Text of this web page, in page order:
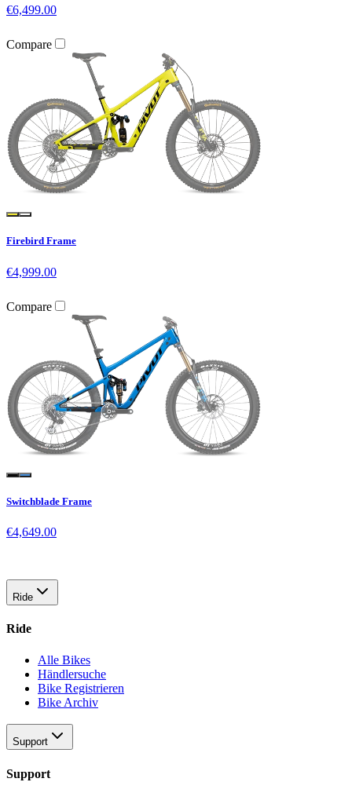
€6,499.00
Compare
Firebird Frame
€4,999.00
Compare
Switchblade Frame
€4,649.00
Ride
Ride
Alle Bikes
Händlersuche
Bike Registrieren
Bike Archiv
Support
Support